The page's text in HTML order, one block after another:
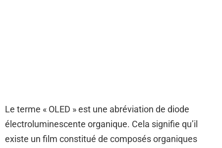
Le terme « OLED » est une abréviation de diode
électroluminescente organique. Cela signifie qu’il
existe un film constitué de composés organiques